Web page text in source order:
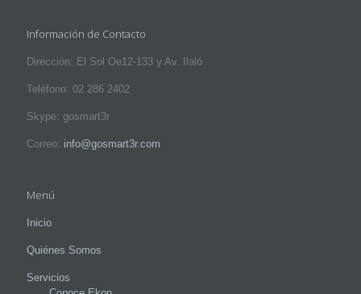
Información de Contacto
Dirección: El Sol Oe12-133 y Av. Ilaló
Teléfono: 02 286 2402
Skype: gosmart3r
Correo: info@gosmart3r.com
Menú
Inicio
Quiénes Somos
Servicios